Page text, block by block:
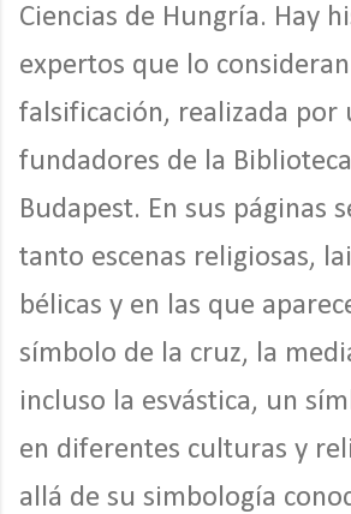
Ciencias de Hungría. Hay
expertos que lo
falsificación, realizada por
fundadores de la
Budapest. En sus páginas
tanto escenas religiosas,
bélicas y en las que
símbolo de la cruz, la
incluso la esvástica, un
en diferentes culturas y
allá de su simbología